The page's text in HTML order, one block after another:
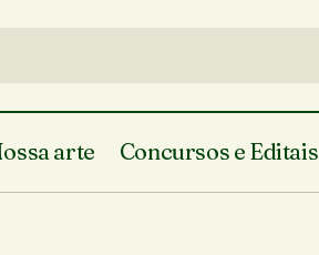
arte Concursos e Editais